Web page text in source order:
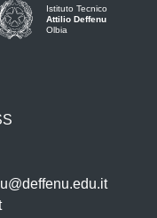
Istituto Tecnico
Attilio Deffenu
Olbia